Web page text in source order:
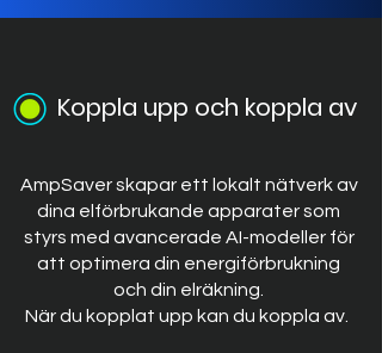
Koppla upp och koppla av
AmpSaver skapar ett lokalt nätverk av
dina elförbrukande apparater som
styrs med avancerade AI-modeller för
att optimera din energiförbrukning
och din elräkning.
När du kopplat upp kan du koppla av.